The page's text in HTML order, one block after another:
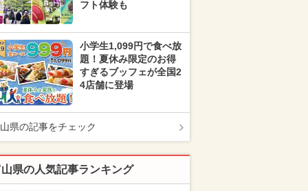
フト体験も
小学生1,099円で食べ放
題！夏休み限定のお得
すぎるブッフェが全国2
4店舗に登場
県の記事をチェック
県の人気記事ランキング